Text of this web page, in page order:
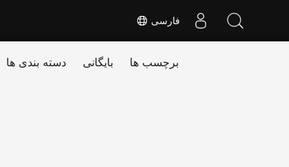
فارسی
دسته بندی ها بایگانی برچسب ها